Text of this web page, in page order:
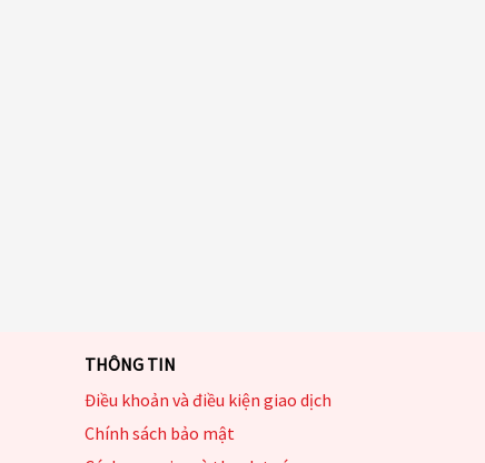
THÔNG TIN
Điều khoản và điều kiện giao dịch
Chính sách bảo mật